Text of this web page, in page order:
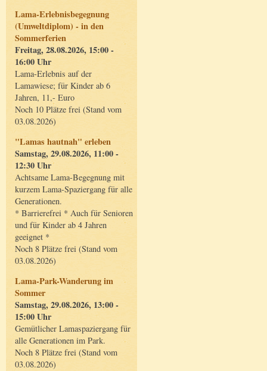
Lama-Erlebnisbegegnung
(Umweltdiplom) - in den
Sommerferien
Freitag, 28.08.2026, 15:00 -
16:00 Uhr
Lama-Erlebnis auf der
Lamawiese; für Kinder ab 6
Jahren, 11,- Euro
Noch 10 Plätze frei (Stand vom
03.08.2026)
"Lamas hautnah" erleben
Samstag, 29.08.2026, 11:00 -
12:30 Uhr
Achtsame Lama-Begegnung mit
kurzem Lama-Spaziergang für alle
Generationen.
* Barrierefrei * Auch für Senioren
und für Kinder ab 4 Jahren
geeignet *
Noch 8 Plätze frei (Stand vom
03.08.2026)
Lama-Park-Wanderung im
Sommer
Samstag, 29.08.2026, 13:00 -
15:00 Uhr
Gemütlicher Lamaspaziergang für
alle Generationen im Park.
Noch 8 Plätze frei (Stand vom
03.08.2026)